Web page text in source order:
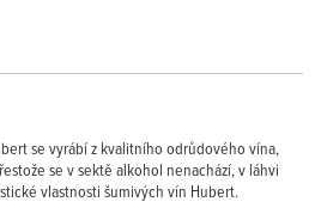
se vyrábí z kvalitního odrůdového vína,
se v sektě alkohol nenachází, v láhvi
vlastnosti šumivých vín Hubert.